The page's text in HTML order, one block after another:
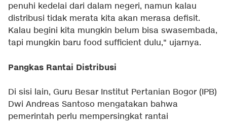
penuhi kedelai dari dalam negeri, namun kalau
distribusi tidak merata kita akan merasa defisit.
Kalau begini kita mungkin belum bisa swasembada,
tapi mungkin baru food sufficient dulu," ujarnya.
Pangkas Rantai Distribusi
Di sisi lain, Guru Besar Institut Pertanian Bogor (IPB)
Dwi Andreas Santoso mengatakan bahwa
pemerintah perlu mempersingkat rantai